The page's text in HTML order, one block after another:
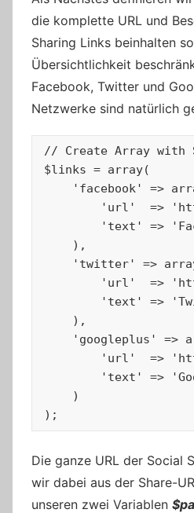
die komplette URL und
Sharing Links beinhalten
Übersichtlichkeit
Facebook, Twitter und
Netzwerke sind natürlich
// Create Array with
$links = array(
'facebook' =>
'url'  =>
'text' =>
    ),
'twitter' =>
'url'  =>
'text' =>
    ),
'googleplus' =>
'url'  =>
'text' =>
    )
);
Die ganze URL der Social
wir dabei aus der Share-
unseren zwei Variablen